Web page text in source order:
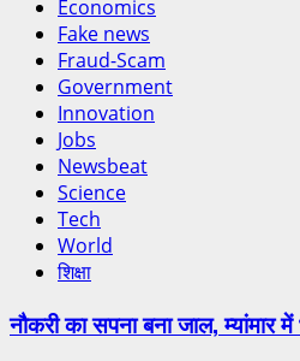
Economics
Fake news
Fraud-Scam
Government
Innovation
Jobs
Newsbeat
Science
Tech
World
शिक्षा
नौकरी का सपना बना जाल, म्यांमार